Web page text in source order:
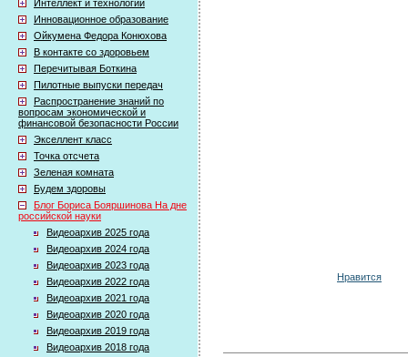
Интеллект и технологии
Инновационное образование
Ойкумена Федора Конюхова
В контакте со здоровьем
Перечитывая Боткина
Пилотные выпуски передач
Распространение знаний по
вопросам экономической и
финансовой безопасности России
Экселлент класс
Точка отсчета
Зеленая комната
Будем здоровы
Блог Бориса Бояршинова На дне
российской науки
Видеоархив 2025 года
Видеоархив 2024 года
Видеоархив 2023 года
Видеоархив 2022 года
Видеоархив 2021 года
Видеоархив 2020 года
Видеоархив 2019 года
Видеоархив 2018 года
Нравится